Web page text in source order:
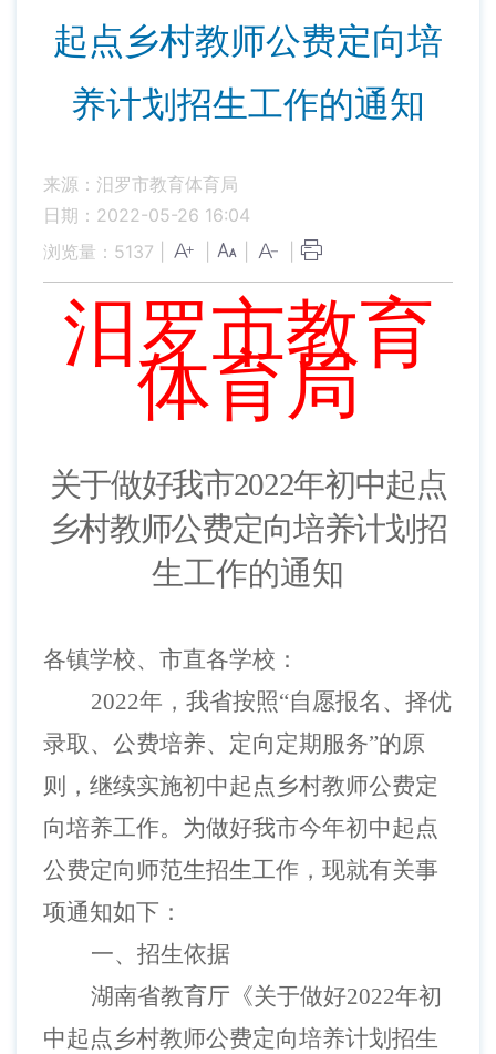
起点乡村教师公费定向培
养计划招生工作的通知
来源：汨罗市教育体育局
日期：2022-05-26 16:04
浏览量： 5137
汨罗市教育
体育局
关于做好我市2022年初中起点
乡村教师公费定向培养计划招
生工作的通知
各镇学校、市直各学校：
2022年，我省按照“自愿报名、择优
录取、公费培养、定向定期服务”的原
则，继续实施初中起点乡村教师公费定
向培养工作。为做好我市今年初中起点
公费定向师范生招生工作，现就有关事
项通知如下：
一、招生依据
湖南省教育厅《关于做好2022年初
中起点乡村教师公费定向培养计划招生